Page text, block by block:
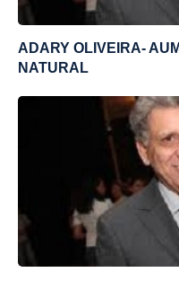
ADARY OLIVEIRA-
NATURAL